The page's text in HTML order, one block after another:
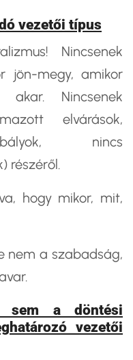
vezetői típus
Nincsenek
jön-megy, amikor
Nincsenek
elvárások,
nincs
részéről.
hogy mikor, mit,
nem a szabadság,
sem a döntési
vezetői